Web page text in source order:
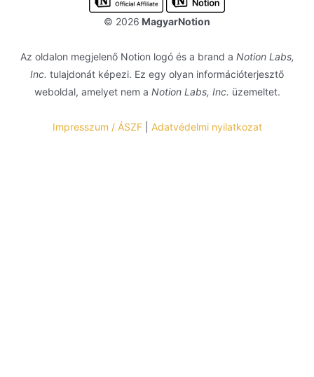
© 2026 MagyarNotion
Az oldalon megjelenő Notion logó és a brand a Notion Labs,
Inc. tulajdonát képezi. Ez egy olyan információterjesztő
weboldal, amelyet nem a Notion Labs, Inc. üzemeltet.
Impresszum / ÁSZF| Adatvédelmi nyilatkozat